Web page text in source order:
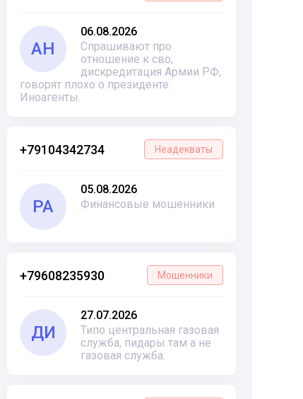
АН
06.08.2026
Спрашивают про
отношение к сво,
дискредитация Армии РФ,
говорят плохо о президенте.
Иноагенты.
+79104342734 Неадекваты
РА
05.08.2026
Финансовые мошенники
+79608235930 Мошенники
ДИ
27.07.2026
Типо центральная газовая
служба, пидары там а не
газовая служба.